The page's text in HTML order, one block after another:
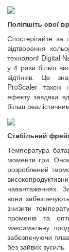
Поліпшіть свої
Спостерігайте
відтворення
технології Digital
у 4 рази більш
відтінків. Це
ProScaler також
ефекту завдяки
більш
Стабільний
Температура
моменти гри.
розроблений
навантаженнях.
вони
знизити
променів та
максимальну
забезпечуючи
без зайвих зусиль.